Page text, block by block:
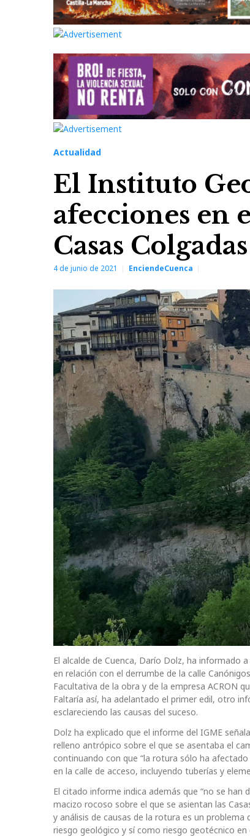
Actualidad
El Instituto
afecciones en
Casas
4 de junio de 2021 EnciendeCuenca
El alcalde de Cuenca, Darío Dolz, ha
en relación con el derrumbe de la calle
Facultativa de la obra y de la empresa ACRON
Faltaría así, ha adelantado el primer edil, otro
esclareciendo las causas del suceso.
Dolz ha explicado que el informe del IGME
relleno antrópico sobre el que se asentaba el
continuando con que “la rotura sólo ha
en la calle de acceso, incluyendo tuberías y
El citado informe indica además que “no se
macizo rocoso sobre el que se asientan las
y análisis de causas de la rotura es un
riesgo geológico y sí como riesgo geotécnico